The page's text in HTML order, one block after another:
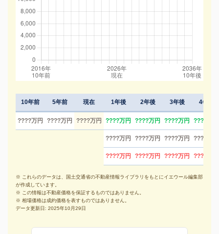
10年前 5年前 現在
????万円 ????万円 ????万円
1年後 2年後 3年後 4年後
????万円 ????万円 ????万円 ????万円
????万円 ????万円 ????万円 ????万円
????万円 ????万円 ????万円 ????万円
※ これらのデータは、国土交通省の不動産情報ライブラリをもとにイエウール編集部
が作成しています。
※ この情報は不動産価格を保証するものではありません。
※ 相場価格は成約価格を表すものではありません。
データ更新日: 2025年10月29日